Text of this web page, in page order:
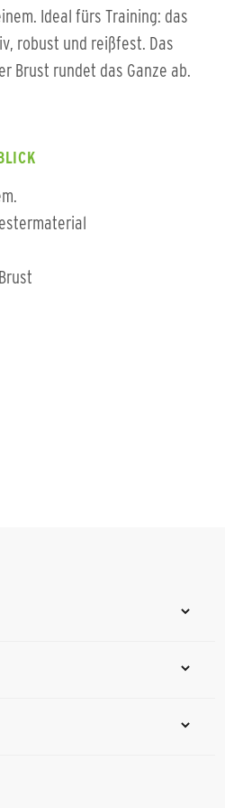
Ideal fürs Training: das
robust und reißfest. Das
Brust rundet das Ganze ab.